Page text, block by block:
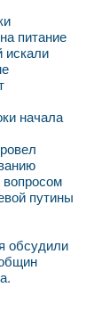
питание
искали
начала
путины
обсудили